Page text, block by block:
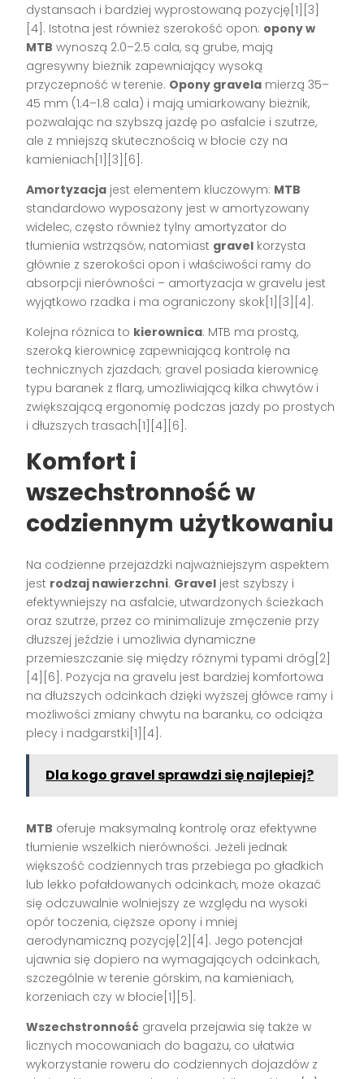
dystansach i bardziej wyprostowaną pozycję[1][3]
[4]. Istotna jest również szerokość opon: opony w
MTB wynoszą 2.0–2.5 cala, są grube, mają
agresywny bieżnik zapewniający wysoką
przyczepność w terenie. Opony gravela mierzą 35–
45 mm (1.4–1.8 cala) i mają umiarkowany bieżnik,
pozwalając na szybszą jazdę po asfalcie i szutrze,
ale z mniejszą skutecznością w błocie czy na
kamieniach[1][3][6].
Amortyzacja jest elementem kluczowym: MTB
standardowo wyposażony jest w amortyzowany
widelec, często również tylny amortyzator do
tłumienia wstrząsów, natomiast gravel korzysta
głównie z szerokości opon i właściwości ramy do
absorpcji nierówności – amortyzacja w gravelu jest
wyjątkowo rzadka i ma ograniczony skok[1][3][4].
Kolejna różnica to kierownica: MTB ma prostą,
szeroką kierownicę zapewniającą kontrolę na
technicznych zjazdach; gravel posiada kierownicę
typu baranek z flarą, umożliwiającą kilka chwytów i
zwiększającą ergonomię podczas jazdy po prostych
i dłuższych trasach[1][4][6].
Komfort i
wszechstronność w
codziennym użytkowaniu
Na codzienne przejażdżki najważniejszym aspektem
jest rodzaj nawierzchni. Gravel jest szybszy i
efektywniejszy na asfalcie, utwardzonych ścieżkach
oraz szutrze, przez co minimalizuje zmęczenie przy
dłuższej jeździe i umożliwia dynamiczne
przemieszczanie się między różnymi typami dróg[2]
[4][6]. Pozycja na gravelu jest bardziej komfortowa
na dłuższych odcinkach dzięki wyższej główce ramy i
możliwości zmiany chwytu na baranku, co odciąża
plecy i nadgarstki[1][4].
Dla kogo gravel sprawdzi się najlepiej?
MTB oferuje maksymalną kontrolę oraz efektywne
tłumienie wszelkich nierówności. Jeżeli jednak
większość codziennych tras przebiega po gładkich
lub lekko pofałdowanych odcinkach, może okazać
się odczuwalnie wolniejszy ze względu na wysoki
opór toczenia, cięższe opony i mniej
aerodynamiczną pozycję[2][4]. Jego potencjał
ujawnia się dopiero na wymagających odcinkach,
szczególnie w terenie górskim, na kamieniach,
korzeniach czy w błocie[1][5].
Wszechstronność gravela przejawia się także w
licznych mocowaniach do bagażu, co ułatwia
wykorzystanie roweru do codziennych dojazdów z